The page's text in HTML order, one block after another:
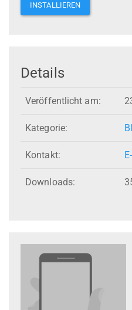
INSTALLIEREN
Details
Veröffentlicht am:
Kategorie:
Kontakt:
Downloads: